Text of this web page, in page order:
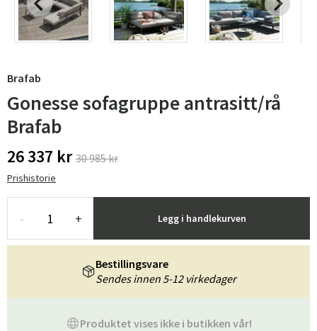
Brafab
Gonesse sofagruppe antrasitt/rå
Brafab
26 337 kr 30 985 kr
Prishistorie
- + Legg i handlekurven
Produktet vises ikke i butikken vår!
Bestillingsvare
Sendes innen 5-12 virkedager